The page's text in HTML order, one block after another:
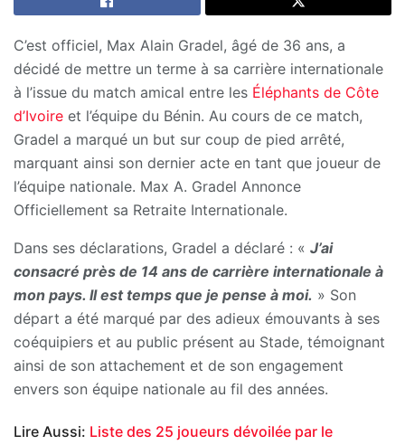
C’est officiel, Max Alain Gradel, âgé de 36 ans, a
décidé de mettre un terme à sa carrière internationale
à l’issue du match amical entre les Éléphants de Côte
d’Ivoire et l’équipe du Bénin. Au cours de ce match,
Gradel a marqué un but sur coup de pied arrêté,
marquant ainsi son dernier acte en tant que joueur de
l’équipe nationale. Max A. Gradel Annonce
Officiellement sa Retraite Internationale.
Dans ses déclarations, Gradel a déclaré : « J’ai
consacré près de 14 ans de carrière internationale à
mon pays. Il est temps que je pense à moi. » Son
départ a été marqué par des adieux émouvants à ses
coéquipiers et au public présent au Stade, témoignant
ainsi de son attachement et de son engagement
envers son équipe nationale au fil des années.
Lire Aussi: Liste des 25 joueurs dévoilée par le